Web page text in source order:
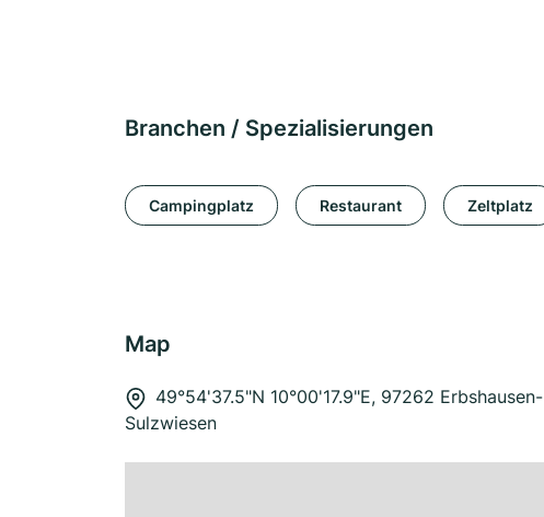
Branchen / Spezialisierungen
Campingplatz Restaurant Zeltplatz
Map
49°54'37.5"N 10°00'17.9"E, 97262 Erbshausen-
Sulzwiesen